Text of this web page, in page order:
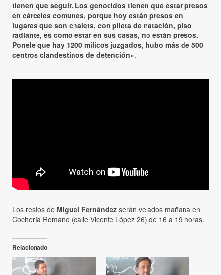
tienen que seguir. Los genocidos tienen que estar presos
en cárceles comunes, porque hoy están presos en
lugares que son chalets, con pileta de natación, piso
radiante, es como estar en sus casas, no están presos.
Ponele que hay 1200 milicos juzgados, hubo más de 500
centros clandestinos de detención«.
Los restos de Miguel Fernández serán velados mañana en
Cochería Romano (calle Vicente López 26) de 16 a 19 horas.
Relacionado